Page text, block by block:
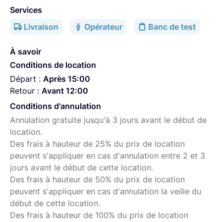
Services
Livraison
Opérateur Banc de test
À savoir
Conditions de location
Départ : Après 15:00
Retour : Avant 12:00
Conditions d'annulation
Annulation gratuite jusqu'à 3 jours avant le début de
location.
Des frais à hauteur de 25% du prix de location
peuvent s'appliquer en cas d'annulation entre 2 et 3
jours avant le début de cette location.
Des frais à hauteur de 50% du prix de location
peuvent s'appliquer en cas d'annulation la veille du
début de cette location.
Des frais à hauteur de 100% du prix de location